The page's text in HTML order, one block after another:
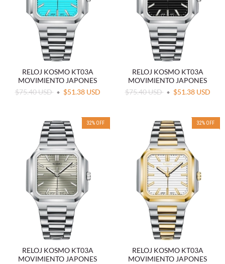
RELOJ KOSMO KT03A
MOVIMIENTO JAPONES
$75.40 USD
$51.38 USD
RELOJ KOSMO KT03A
MOVIMIENTO JAPONES
$75.40 USD
$51.38 USD
32% OFF
RELOJ KOSMO KT03A
MOVIMIENTO JAPONES
32% OFF
RELOJ KOSMO KT03A
MOVIMIENTO JAPONES